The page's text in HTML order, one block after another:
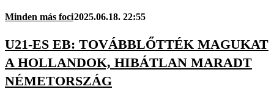
Minden más foci2025.06.18. 22:55
U21-ES EB: TOVÁBBLŐTTÉK MAGUKAT
A HOLLANDOK, HIBÁTLAN MARADT
NÉMETORSZÁG